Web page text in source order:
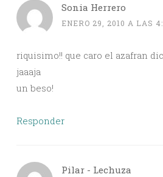
Sonia Herrero
ENERO 29, 2010 A LAS
riquisimo!! que caro el azafran
jaaaja
un beso!
Responder
Pilar - Lechuza